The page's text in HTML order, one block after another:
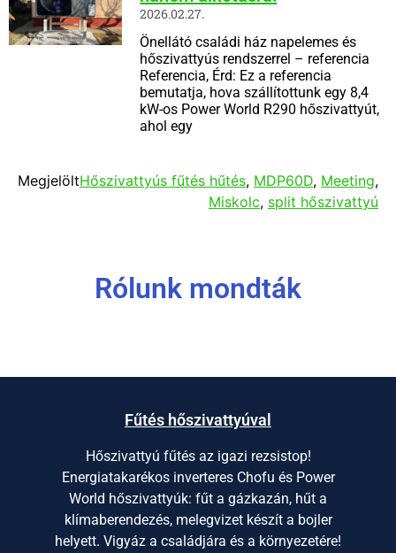
2026.02.27.
Önellátó családi ház napelemes és
hőszivattyús rendszerrel – referencia
Referencia, Érd: Ez a referencia
bemutatja, hova szállítottunk egy 8,4
kW-os Power World R290 hőszivattyút,
ahol egy
MegjelöltHőszivattyús fűtés hűtés, MDP60D, Meeting,
Miskolc, split hőszivattyú
Rólunk mondták
Fűtés hőszivattyúval
Hőszivattyú fűtés az igazi rezsistop!
Energiatakarékos inverteres Chofu és Power
World hőszivattyúk: fűt a gázkazán, hűt a
klímaberendezés, melegvizet készít a bojler
helyett. Vigyáz a családjára és a környezetére!